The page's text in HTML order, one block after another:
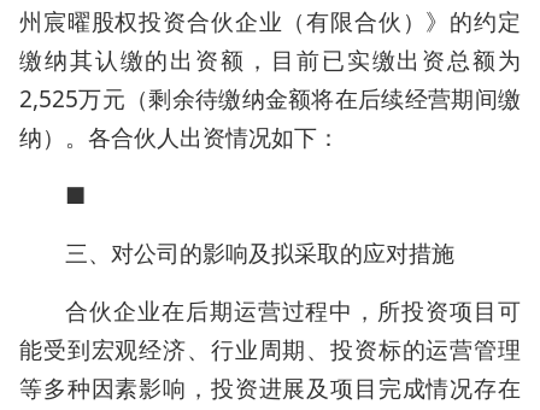
州宸曜股权投资合伙企业（有限合伙）》的约定
缴纳其认缴的出资额，目前已实缴出资总额为
2,525万元（剩余待缴纳金额将在后续经营期间缴
纳）。各合伙人出资情况如下：
■
三、对公司的影响及拟采取的应对措施
合伙企业在后期运营过程中，所投资项目可
能受到宏观经济、行业周期、投资标的运营管理
等多种因素影响，投资进展及项目完成情况存在